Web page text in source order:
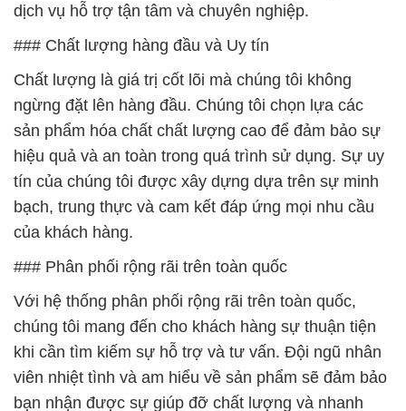
dịch vụ hỗ trợ tận tâm và chuyên nghiệp.
### Chất lượng hàng đầu và Uy tín
Chất lượng là giá trị cốt lõi mà chúng tôi không
ngừng đặt lên hàng đầu. Chúng tôi chọn lựa các
sản phẩm hóa chất chất lượng cao để đảm bảo sự
hiệu quả và an toàn trong quá trình sử dụng. Sự uy
tín của chúng tôi được xây dựng dựa trên sự minh
bạch, trung thực và cam kết đáp ứng mọi nhu cầu
của khách hàng.
### Phân phối rộng rãi trên toàn quốc
Với hệ thống phân phối rộng rãi trên toàn quốc,
chúng tôi mang đến cho khách hàng sự thuận tiện
khi cần tìm kiếm sự hỗ trợ và tư vấn. Đội ngũ nhân
viên nhiệt tình và am hiểu về sản phẩm sẽ đảm bảo
bạn nhận được sự giúp đỡ chất lượng và nhanh